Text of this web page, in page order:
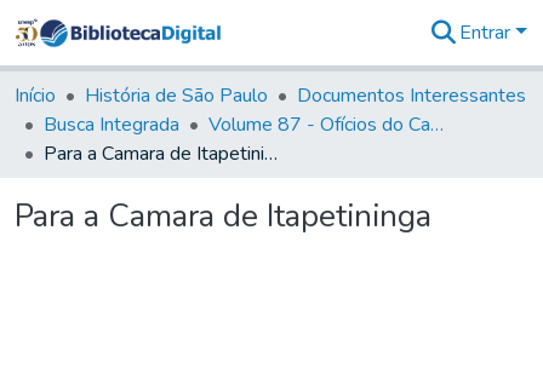
&
Coleções
Tudo na
Biblioteca
Estatísticas
Entrar
Início História de São Paulo
Documentos Interessantes
Busca Integrada
Volume 87 - Ofícios do Capitão General Antonio Manoel de Melo Castro e Mendonça (1797- 1801)
Para a Camara de Itapetininga
Para a Camara de Itapetininga